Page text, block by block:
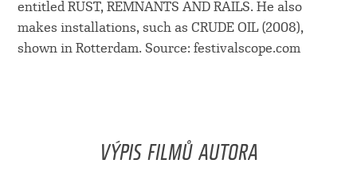
entitled RUST, REMNANTS AND RAILS. He also
makes installations, such as CRUDE OIL (2008),
shown in Rotterdam. Source: festivalscope.com
VÝPIS FILMŮ AUTORA